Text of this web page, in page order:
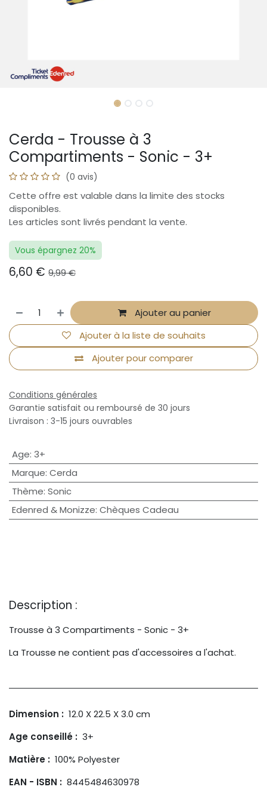
Cerda - Trousse à 3
Compartiments - Sonic - 3+
(0 avis)
Cette offre est valable dans la limite des stocks
disponibles.
Les articles sont livrés pendant la vente.
Vous épargnez 20%
6,60 € 9,99€
Ajouter au panier
Ajouter pour comparer
Ajouter à la liste de souhaits
Conditions générales
Garantie satisfait ou remboursé de 30 jours
Livraison : 3-15 jours ouvrables
Age: 3+
Marque: Cerda
Thème: Sonic
Edenred & Monizze: Chèques Cadeau
Description :
Trousse à 3 Compartiments - Sonic - 3+
La Trousse ne contient pas d'accessoires a l'achat.
Dimension : 12.0 X 22.5 X 3.0 cm
Age conseillé : 3+
Matière : 100% Polyester
EAN - ISBN : 8445484630978